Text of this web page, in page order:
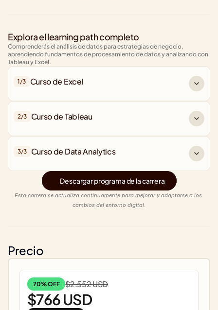
Explora el learning path completo
Comprenderás el análisis de datos para estrategias de negocio,
aprendiendo fundamentos de procesamiento de datos y analizando con
Tableau y Excel.
1/3 Curso de Excel
2/3 Curso de Tableau
3/3 Curso de Data Analytics
Descargar programa de la carrera
Esta carrera se actualiza continuamente para mejorar y adaptarse a los
cambios del entorno digital.
Precio
70% OFF $2.552 USD
$766 USD